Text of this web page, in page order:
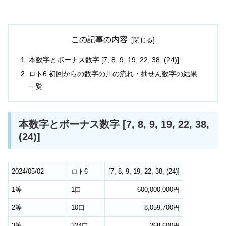
この記事の内容
本数字とボーナス数字 [7, 8, 9, 19, 22, 38, (24)]
ロト6 初回からの数字の川の流れ・抽せん数字の結果
一覧
本数字とボーナス数字 [7, 8, 9, 19, 22, 38,
(24)]
2024/05/02 ロト6 [7, 8, 9, 19, 22, 38, (24)]
1等 1口 600,000,000円
2等 10口 8,059,700円